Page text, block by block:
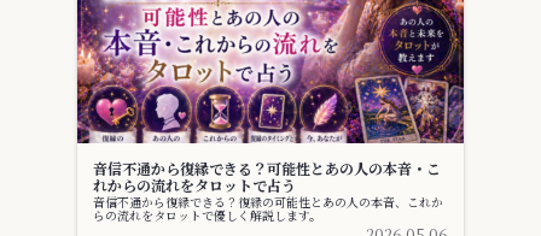
音信不通から復縁できる？可能性とあの人の本音・こ
れからの流れをタロットで占う
音信不通から復縁できる？復縁の可能性とあの人の本音、これか
らの流れをタロットで優しく解説します。